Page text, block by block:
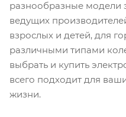
разнообразные модели
ведущих
взрослых и детей, для
различными типами
выбрать и купить
всего подходит для
жизни.